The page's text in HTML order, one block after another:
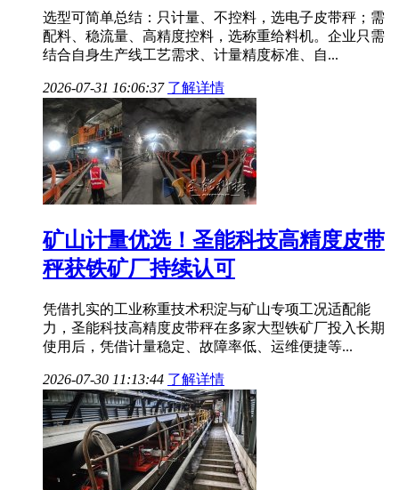
选型可简单总结：只计量、不控料，选电子皮带秤；需
配料、稳流量、高精度控料，选称重给料机。企业只需
结合自身生产线工艺需求、计量精度标准、自...
2026-07-31 16:06:37 了解详情
矿山计量优选！圣能科技高精度皮带
秤获铁矿厂持续认可
凭借扎实的工业称重技术积淀与矿山专项工况适配能
力，圣能科技高精度皮带秤在多家大型铁矿厂投入长期
使用后，凭借计量稳定、故障率低、运维便捷等...
2026-07-30 11:13:44 了解详情